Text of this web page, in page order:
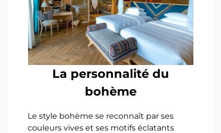
La personnalité du
bohème
Le style bohème se reconnaît par ses
couleurs vives et ses motifs éclatants